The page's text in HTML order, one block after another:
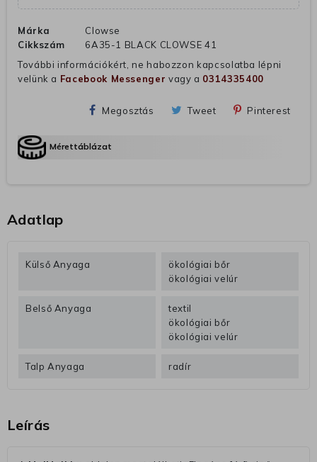
Márka
Clowse
Cikkszám
6A35-1 BLACK CLOWSE 41
További információkért, ne habozzon kapcsolatba lépni
velünk a Facebook Messenger vagy a 0314335400
Megosztás Tweet Pinterest
Mérettáblázat
Adatlap
Külső Anyaga
ökológiai bőr
ökológiai velúr
Belső Anyaga
textil
ökológiai bőr
ökológiai velúr
Talp Anyaga radír
Leírás